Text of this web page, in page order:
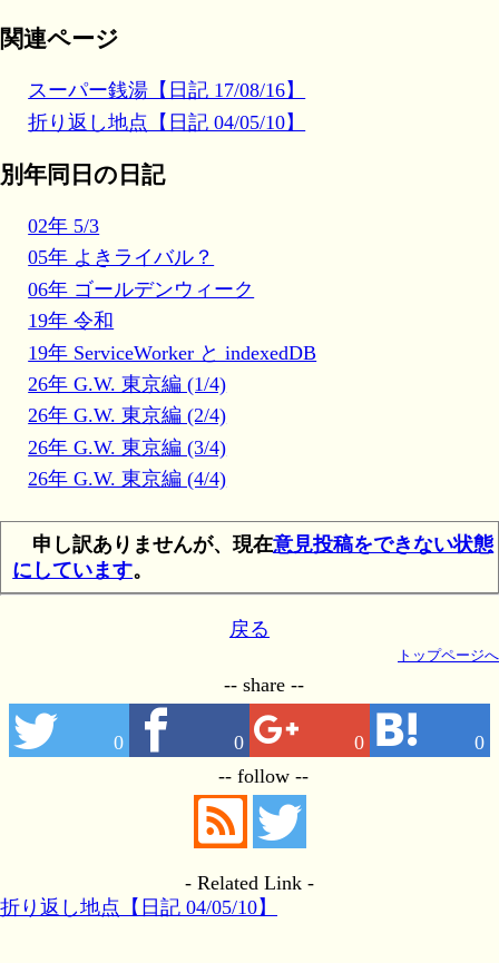
関連ページ
スーパー銭湯【日記 17/08/16】
折り返し地点【日記 04/05/10】
別年同日の日記
02年 5/3
05年 よきライバル？
06年 ゴールデンウィーク
19年 令和
19年 ServiceWorker と indexedDB
26年 G.W. 東京編 (1/4)
26年 G.W. 東京編 (2/4)
26年 G.W. 東京編 (3/4)
26年 G.W. 東京編 (4/4)
申し訳ありませんが、現在意見投稿をできない状態
にしています。
戻る
トップページへ
-- share --
0 0 0 0
-- follow --
- Related Link -
折り返し地点【日記 04/05/10】